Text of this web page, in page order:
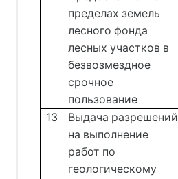
пределах земель
лесного фонда
лесных участков в
безвозмездное
срочное
пользование
13
Выдача разрешений
на выполнение
работ по
геологическому